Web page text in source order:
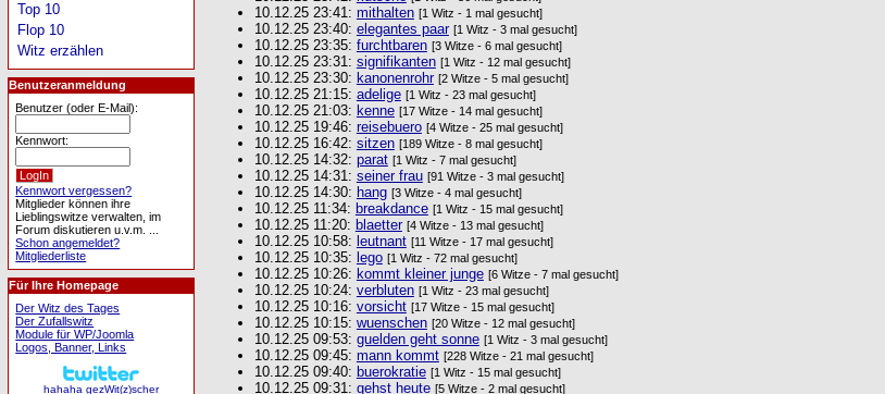
10.12.25 23:41: mithalten [1 Witz - 1 mal gesucht]
10.12.25 23:40: elegantes paar [1 Witz - 3 mal gesucht]
10.12.25 23:35: furchtbaren [3 Witze - 6 mal gesucht]
10.12.25 23:31: signifikanten [1 Witz - 12 mal gesucht]
10.12.25 23:30: kanonenrohr [2 Witze - 5 mal gesucht]
10.12.25 21:15: adelige [1 Witz - 23 mal gesucht]
10.12.25 21:03: kenne [17 Witze - 14 mal gesucht]
10.12.25 19:46: reisebuero [4 Witze - 25 mal gesucht]
10.12.25 16:42: sitzen [189 Witze - 8 mal gesucht]
10.12.25 14:32: parat [1 Witz - 7 mal gesucht]
10.12.25 14:31: seiner frau [91 Witze - 3 mal gesucht]
10.12.25 14:30: hang [3 Witze - 4 mal gesucht]
10.12.25 11:34: breakdance [1 Witz - 15 mal gesucht]
10.12.25 11:20: blaetter [4 Witze - 13 mal gesucht]
10.12.25 10:58: leutnant [11 Witze - 17 mal gesucht]
10.12.25 10:35: lego [1 Witz - 72 mal gesucht]
10.12.25 10:26: kommt kleiner junge [6 Witze - 7 mal gesucht]
10.12.25 10:24: verbluten [1 Witz - 23 mal gesucht]
10.12.25 10:16: vorsicht [17 Witze - 15 mal gesucht]
10.12.25 10:15: wuenschen [20 Witze - 12 mal gesucht]
10.12.25 09:53: guelden geht sonne [1 Witz - 3 mal gesucht]
10.12.25 09:45: mann kommt [228 Witze - 21 mal gesucht]
10.12.25 09:40: buerokratie [1 Witz - 15 mal gesucht]
10.12.25 09:31: gehst heute [5 Witze - 2 mal gesucht]
Top 10
Flop 10
Witz erzählen
Benutzeranmeldung
Benutzer (oder E-Mail):
Kennwort:
Kennwort vergessen?
Mitglieder können ihre
Lieblingswitze verwalten, im
Forum diskutieren u.v.m. ...
Schon angemeldet?
Mitgliederliste
Für Ihre Homepage
Der Witz des Tages
Der Zufallswitz
Module für WP/Joomla
Logos, Banner, Links
hahaha gezWit(z)scher